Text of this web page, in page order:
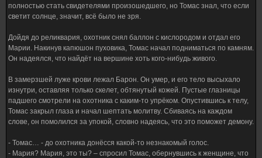
полностью стать свидетелями произошедшего, но Томас знал, что если
светит солнце, значит, всё было не зря.
Дойдя до реликвария, охотник снял баллон с кислородом и отдал его
Марии. Накинув капюшон пуховика, Томас начал подниматься по камням.
Он надеялся, что найдёт на вершине хоть кого-нибудь живого.
В замерзшей луже крови лежал Барон. Он умер, и его тело высыхало
изнутри, оставляя только скелет, обтянутый кожей. Пустые глазницы
падшего смотрели на охотника с каким-то упрёком. Опустившись к телу,
Томас закрыл глаза и начал шептать молитву. Сбиваясь на каждом
слове, он помолился за упокой, словно надеясь, что это поможет демону.
- Томас… - до охотника донёсся какой-то незнакомый голос.
- Мария? Мария, это ты? – спросил Томас, обернувшись к женщине, что